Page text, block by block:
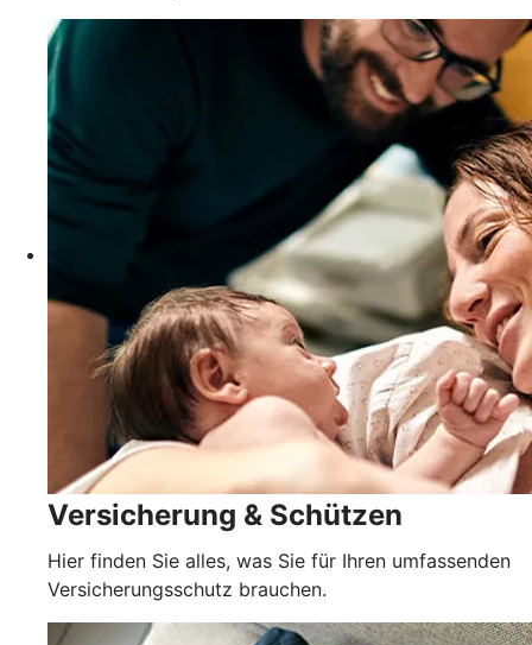
Versicherung & Schützen
Hier finden Sie alles, was Sie für Ihren umfassenden
Versicherungsschutz brauchen.